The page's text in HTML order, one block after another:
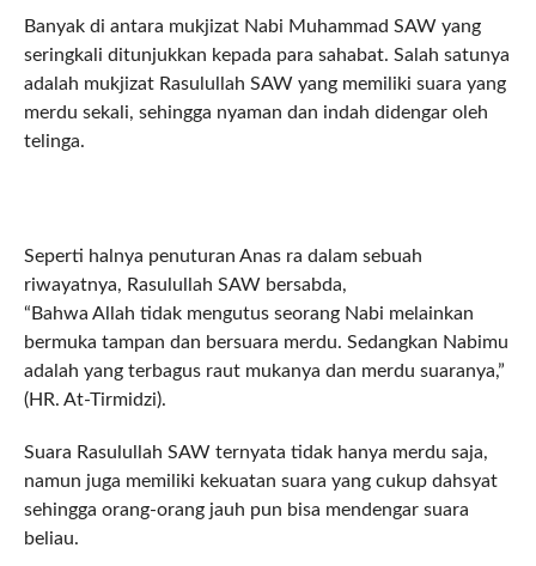
Banyak di antara mukjizat Nabi Muhammad SAW yang
seringkali ditunjukkan kepada para sahabat. Salah satunya
adalah mukjizat Rasulullah SAW yang memiliki suara yang
merdu sekali, sehingga nyaman dan indah didengar oleh
telinga.
Seperti halnya penuturan Anas ra dalam sebuah
riwayatnya, Rasulullah SAW bersabda,
“Bahwa Allah tidak mengutus seorang Nabi melainkan
bermuka tampan dan bersuara merdu. Sedangkan Nabimu
adalah yang terbagus raut mukanya dan merdu suaranya,”
(HR. At-Tirmidzi).
Suara Rasulullah SAW ternyata tidak hanya merdu saja,
namun juga memiliki kekuatan suara yang cukup dahsyat
sehingga orang-orang jauh pun bisa mendengar suara
beliau.